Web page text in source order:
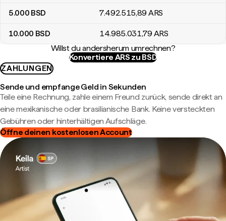
5.000 BSD 7.492.515,89 ARS
10.000 BSD 14.985.031,79 ARS
Willst du andersherum umrechnen?
Konvertiere ARS zu BSD
ZAHLUNGEN
Sende und empfange Geld in Sekunden
Teile eine Rechnung, zahle einem Freund zurück, sende direkt an
eine mexikanische oder brasilianische Bank. Keine versteckten
Gebühren oder hinterhältigen Aufschläge.
Öffne deinen kostenlosen Account